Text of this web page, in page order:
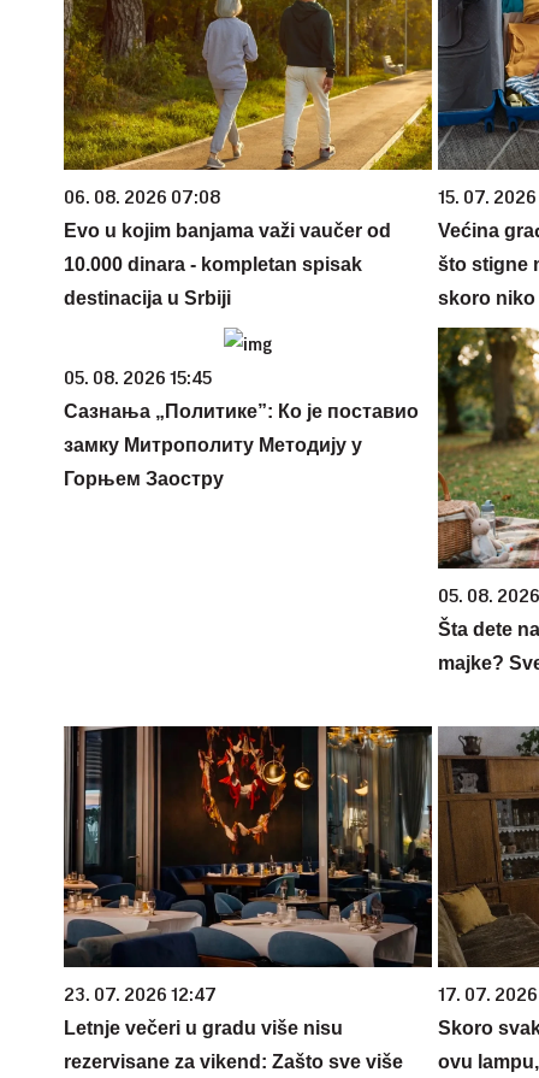
06. 08. 2026 07:08
Evo u kojim banjama važi vaučer od
10.000 dinara - kompletan spisak
destinacija u Srbiji
15. 07.
Većina
što stigne
skoro niko
05. 08. 2026 15:45
Сазнања „Политике”: Ко је поставио
замку Митрополиту Методију у
Горњем Заостру
05. 08.
Šta dete
majke?
23. 07. 2026 12:47
Letnje večeri u gradu više nisu
rezervisane za vikend: Zašto sve više
17. 07.
Skoro
ovu